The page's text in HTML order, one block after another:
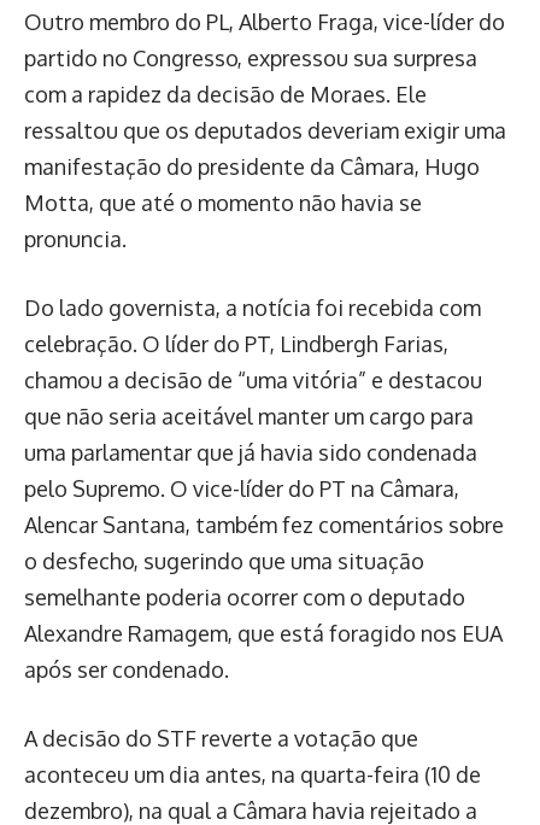
Outro membro do PL, Alberto Fraga, vice-líder do
partido no Congresso, expressou sua surpresa
com a rapidez da decisão de Moraes. Ele
ressaltou que os deputados deveriam exigir uma
manifestação do presidente da Câmara, Hugo
Motta, que até o momento não havia se
pronuncia.
Do lado governista, a notícia foi recebida com
celebração. O líder do PT, Lindbergh Farias,
chamou a decisão de “uma vitória” e destacou
que não seria aceitável manter um cargo para
uma parlamentar que já havia sido condenada
pelo Supremo. O vice-líder do PT na Câmara,
Alencar Santana, também fez comentários sobre
o desfecho, sugerindo que uma situação
semelhante poderia ocorrer com o deputado
Alexandre Ramagem, que está foragido nos EUA
após ser condenado.
A decisão do STF reverte a votação que
aconteceu um dia antes, na quarta-feira (10 de
dezembro), na qual a Câmara havia rejeitado a